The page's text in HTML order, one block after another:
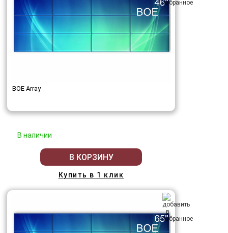
BOE Array
В наличии
В КОРЗИНУ
Купить в 1 клик